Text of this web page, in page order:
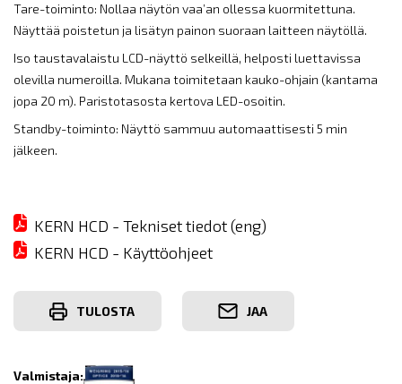
Tare-toiminto: Nollaa näytön vaa’an ollessa kuormitettuna.
Näyttää poistetun ja lisätyn painon suoraan laitteen näytöllä.
Iso taustavalaistu LCD-näyttö selkeillä, helposti luettavissa
olevilla numeroilla. Mukana toimitetaan kauko-ohjain (kantama
jopa 20 m). Paristotasosta kertova LED-osoitin.
Standby-toiminto: Näyttö sammuu automaattisesti 5 min
jälkeen.
KERN HCD - Tekniset tiedot (eng)
KERN HCD - Käyttöohjeet
TULOSTA JAA
Valmistaja: